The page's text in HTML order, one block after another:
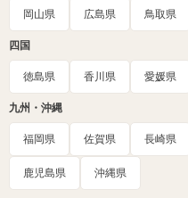
岡山県 広島県 鳥取県
四国
徳島県 香川県 愛媛県
九州・沖縄
福岡県 佐賀県 長崎県
鹿児島県 沖縄県